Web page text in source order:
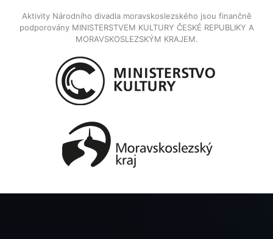
Aktivity Národního divadla moravskoslezského jsou finančně
podporovány MINISTERSTVEM KULTURY ČESKÉ REPUBLIKY A
MORAVSKOSLEZSKÝM KRAJEM.